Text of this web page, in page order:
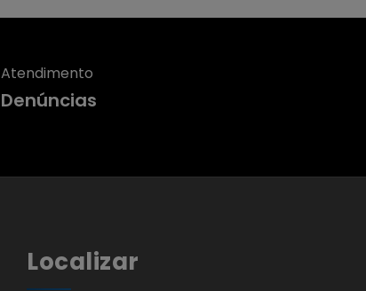
Atendimento
Denúncias
Localizar